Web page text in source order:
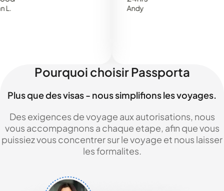
Pourquoi choisir Passporta
Plus que des visas - nous simplifions les voyages.
Des exigences de voyage aux autorisations, nous
vous accompagnons a chaque etape, afin que vous
puissiez vous concentrer sur le voyage et nous laisser
les formalites.